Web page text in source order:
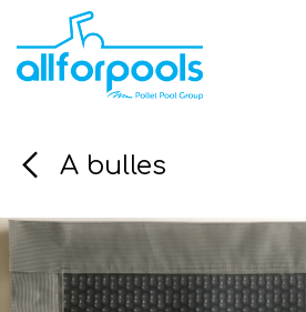
Se rendre au contenu
A bulles